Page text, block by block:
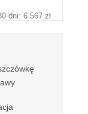
dni: 6 567 zł